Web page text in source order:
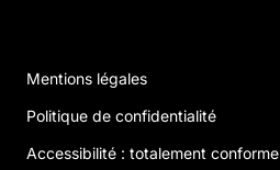
Mentions légales
Politique de confidentialité
Accessibilité : totalement conforme